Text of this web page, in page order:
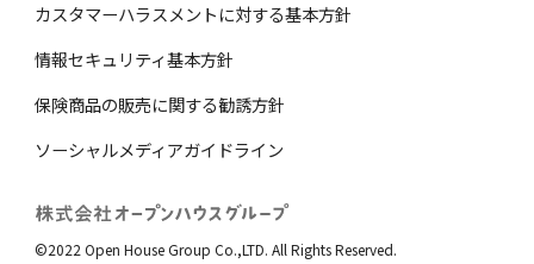
カスタマーハラスメントに対する基本方針
情報セキュリティ基本方針
保険商品の販売に関する勧誘⽅針
ソーシャルメディアガイドライン
©2022 Open House Group Co.,LTD. All Rights Reserved.